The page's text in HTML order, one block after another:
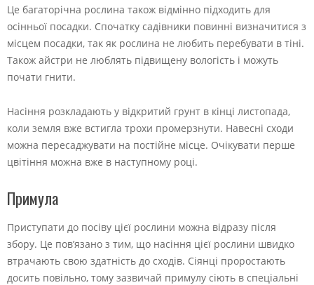
Це багаторічна рослина також відмінно підходить для
осінньої посадки. Спочатку садівники повинні визначитися з
місцем посадки, так як рослина не любить перебувати в тіні.
Також айстри не люблять підвищену вологість і можуть
почати гнити.
Насіння розкладають у відкритий грунт в кінці листопада,
коли земля вже встигла трохи промерзнути. Навесні сходи
можна пересаджувати на постійне місце. Очікувати перше
цвітіння можна вже в наступному році.
Примула
Приступати до посіву цієї рослини можна відразу після
збору. Це пов’язано з тим, що насіння цієї рослини швидко
втрачають свою здатність до сходів. Сіянці проростають
досить повільно, тому зазвичай примулу сіють в спеціальні